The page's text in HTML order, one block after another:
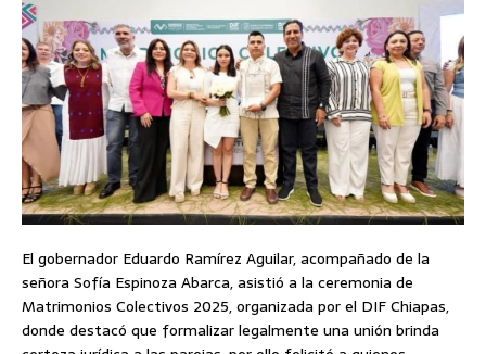
El gobernador Eduardo Ramírez Aguilar, acompañado de la
señora Sofía Espinoza Abarca, asistió a la ceremonia de
Matrimonios Colectivos 2025, organizada por el DIF Chiapas,
donde destacó que formalizar legalmente una unión brinda